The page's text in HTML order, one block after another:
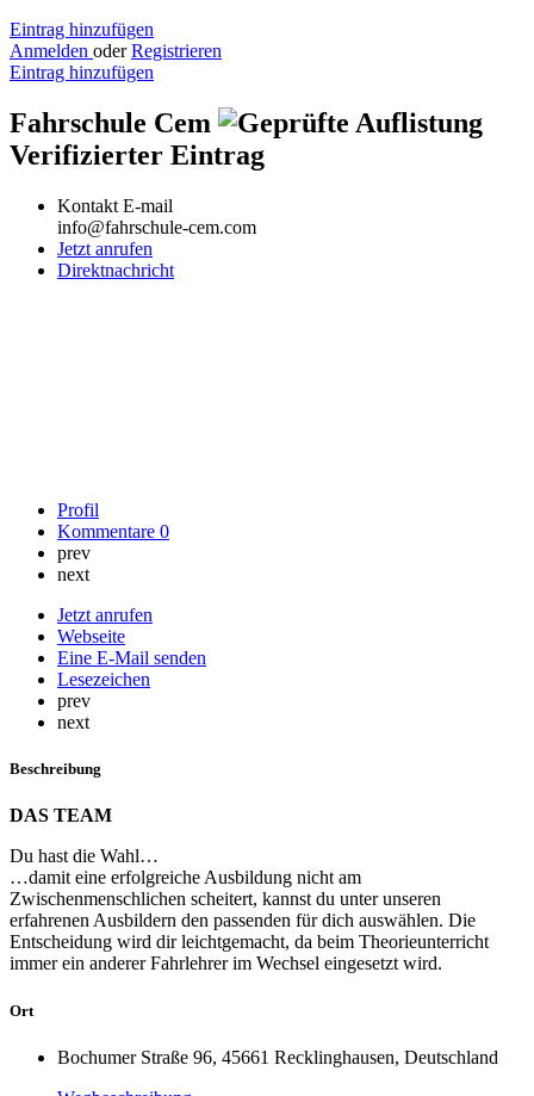
Eintrag hinzufügen
Anmelden oder Registrieren
Eintrag hinzufügen
Fahrschule Cem
Verifizierter Eintrag
Kontakt E-mail
info@fahrschule-cem.com
Jetzt anrufen
Direktnachricht
Profil
Kommentare 0
prev
next
Jetzt anrufen
Webseite
Eine E-Mail senden
Lesezeichen
prev
next
Beschreibung
DAS TEAM
Du hast die Wahl…
…damit eine erfolgreiche Ausbildung nicht am
Zwischenmenschlichen scheitert, kannst du unter unseren
erfahrenen Ausbildern den passenden für dich auswählen. Die
Entscheidung wird dir leichtgemacht, da beim Theorieunterricht
immer ein anderer Fahrlehrer im Wechsel eingesetzt wird.
Ort
Bochumer Straße 96, 45661 Recklinghausen, Deutschland